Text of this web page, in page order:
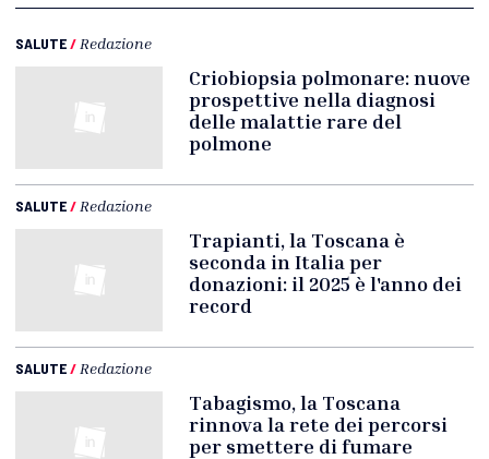
SALUTE/ Redazione
Criobiopsia polmonare: nuove
prospettive nella diagnosi
delle malattie rare del
polmone
SALUTE/ Redazione
Trapianti, la Toscana è
seconda in Italia per
donazioni: il 2025 è l'anno dei
record
SALUTE/ Redazione
Tabagismo, la Toscana
rinnova la rete dei percorsi
per smettere di fumare